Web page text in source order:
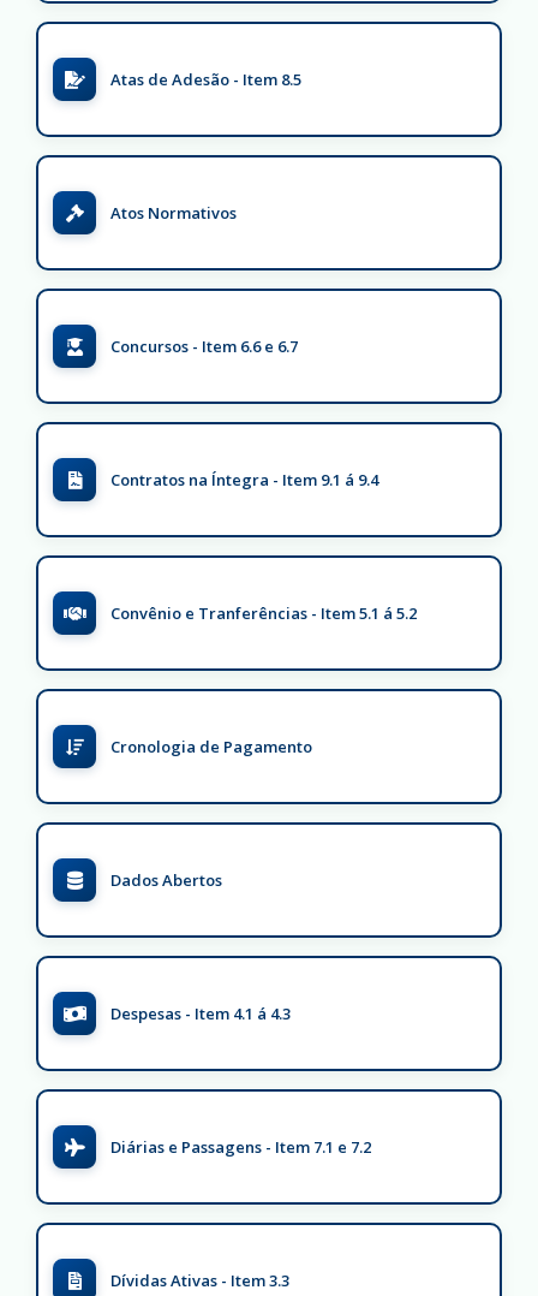
Atas de Adesão - Item 8.5
Atos Normativos
Concursos - Item 6.6 e 6.7
Contratos na Íntegra - Item 9.1 á 9.4
Convênio e Tranferências - Item 5.1 á 5.2
Cronologia de Pagamento
Dados Abertos
Despesas - Item 4.1 á 4.3
Diárias e Passagens - Item 7.1 e 7.2
Dívidas Ativas - Item 3.3